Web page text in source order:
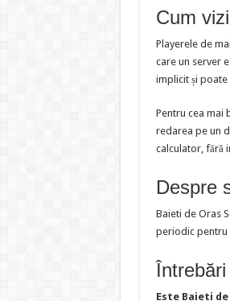
Cum
Playerele de
care un server
implicit și poate
Pentru cea mai
redarea pe un
calculator, fără
Despre
Baieti de Oras
periodic pentru
Este Baieti